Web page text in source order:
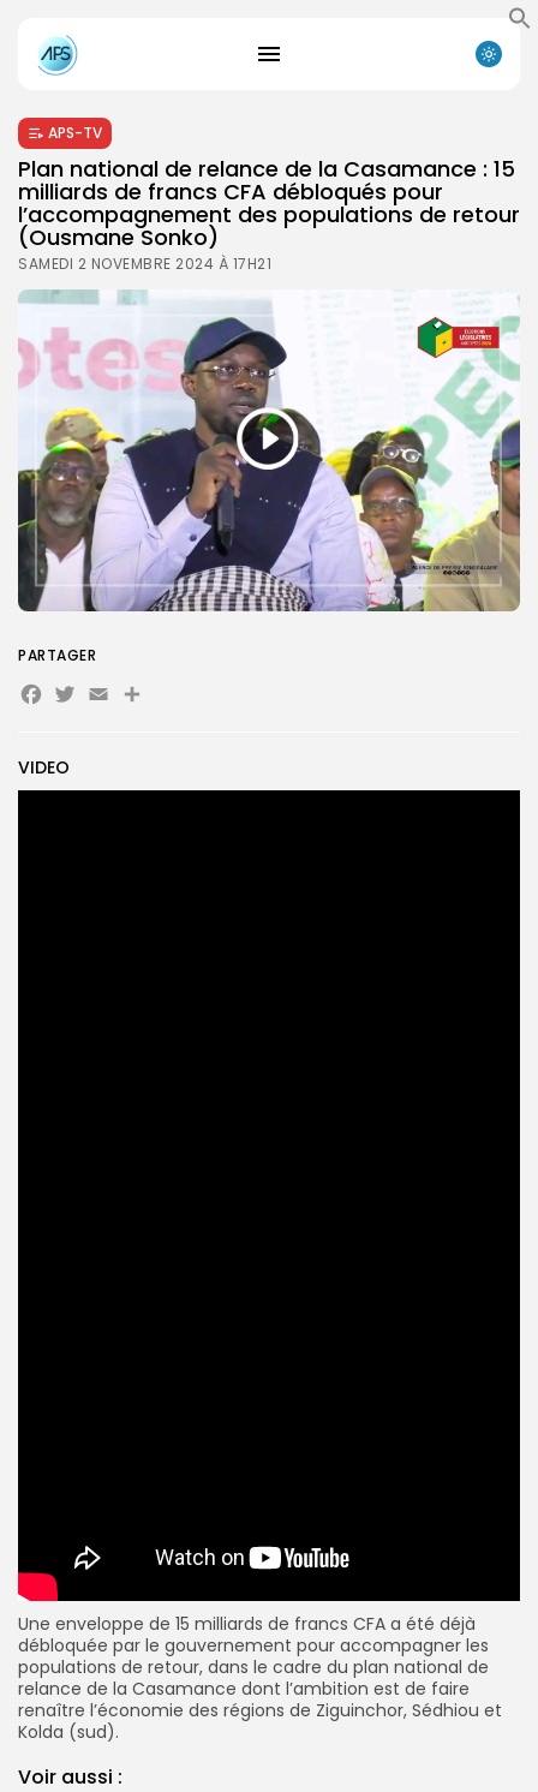
Search
Search
APS-TV
Plan national de relance de la Casamance : 15
milliards de francs CFA débloqués pour
l’accompagnement des populations de retour
(Ousmane Sonko)
SAMEDI 2 NOVEMBRE 2024 À 17H21
VIDEO
Une enveloppe de 15 milliards de francs CFA a été déjà
débloquée par le gouvernement pour accompagner les
populations de retour, dans le cadre du plan national de
relance de la Casamance dont l’ambition est de faire
renaître l’économie des régions de Ziguinchor, Sédhiou et
Kolda (sud).
Voir aussi :
PARTAGER
Facebook
Twitter
EmailPartager